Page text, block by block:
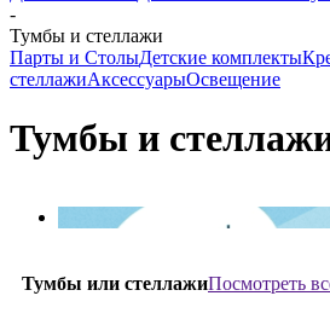
-
Тумбы и стеллажи
Парты и СтолыДетские комплекты
стеллажиАксессуарыОсвещение
Тумбы и
Тумбы или стеллажиПосмотреть